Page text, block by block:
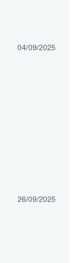
04/09/2025
26/09/2025